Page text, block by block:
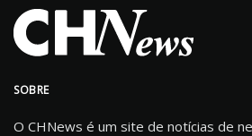
SOBRE
O CHNews é um site de notícias de